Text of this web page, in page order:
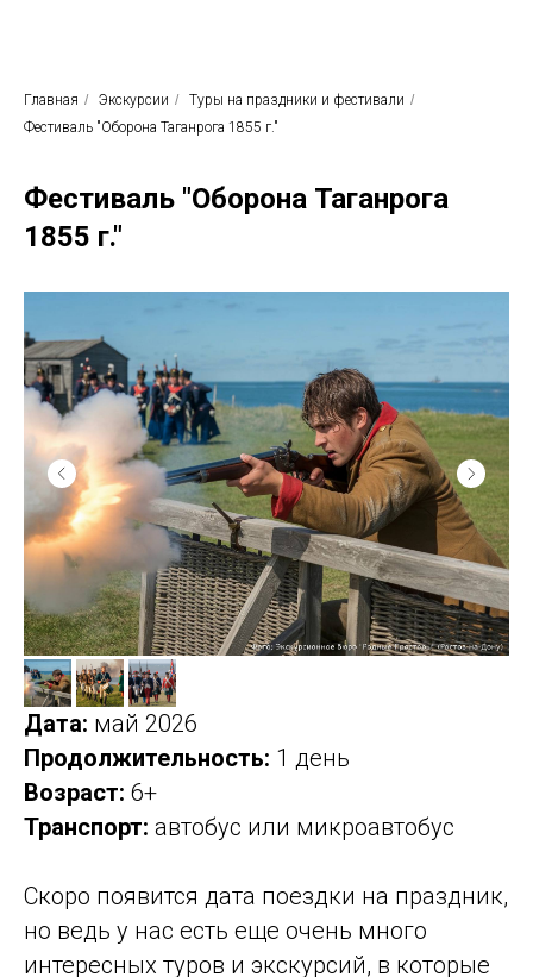
Главная / Экскурсии / Туры на праздники и фестивали /
Фестиваль "Оборона Таганрога 1855 г."
Фестиваль "Оборона Таганрога
1855 г."
Дата: май 2026
Продолжительность: 1 день
Возраст: 6+
Транспорт: автобус или микроавтобус
Скоро появится дата поездки на праздник,
но ведь у нас есть еще очень много
интересных туров и экскурсий, в которые